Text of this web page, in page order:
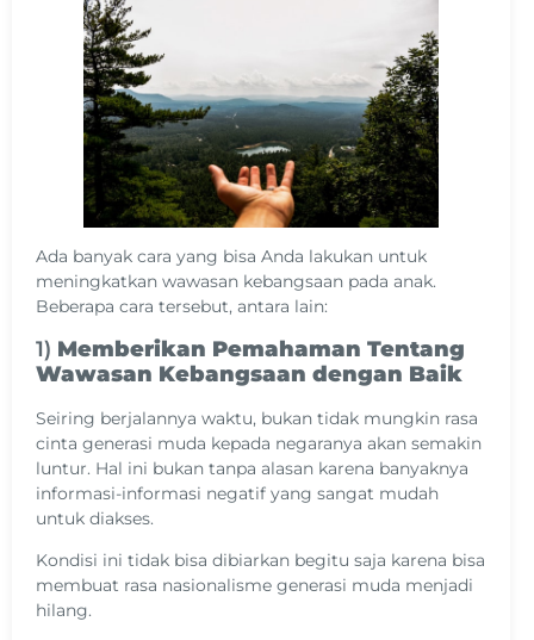
Ada banyak cara yang bisa Anda lakukan untuk
meningkatkan wawasan kebangsaan pada anak.
Beberapa cara tersebut, antara lain:
1) Memberikan Pemahaman Tentang
Wawasan Kebangsaan dengan Baik
Seiring berjalannya waktu, bukan tidak mungkin rasa
cinta generasi muda kepada negaranya akan semakin
luntur. Hal ini bukan tanpa alasan karena banyaknya
informasi-informasi negatif yang sangat mudah
untuk diakses.
Kondisi ini tidak bisa dibiarkan begitu saja karena bisa
membuat rasa nasionalisme generasi muda menjadi
hilang.